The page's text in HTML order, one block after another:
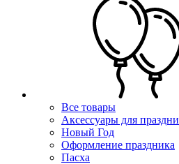
Все товары
Аксессуары для
Новый Год
Оформление праздника
Пасха